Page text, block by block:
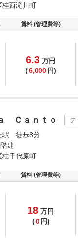
桂西滝川町
賃料 (管理費等)
6.3 万円
(6,000 円)
Ｃａｎｔｏ
駅 徒歩8分
建
桂千代原町
賃料 (管理費等)
18 万円
(0 円)